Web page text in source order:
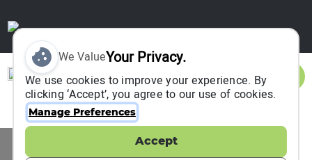
Sign In
Event Information
We ValueYour Privacy.
We use cookies to improve your experience. By
clicking ‘Accept’, you agree to our use of cookies.
Manage Preferences
Accept